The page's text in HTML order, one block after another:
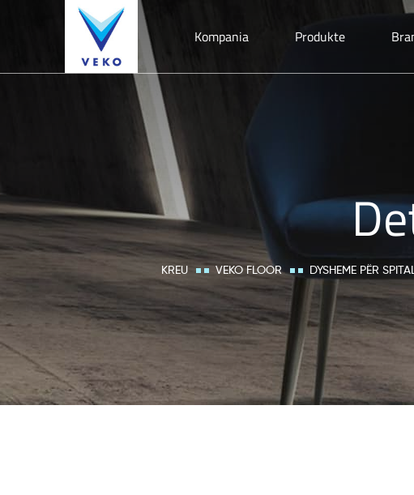
Kompania Produkte
KREU VEKO FLOOR DYSHEME PËR